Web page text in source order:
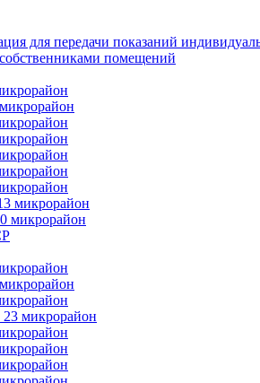
для передачи показаний
помещений
микрорайон
микрорайон
23 микрорайон